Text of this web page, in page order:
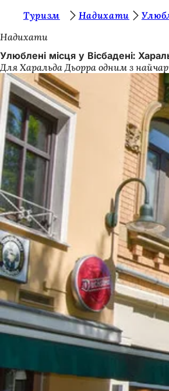
Перейти до змісту
и
т
у
т
:
Туризм Надихати
Надихати
Улюблені місця у Вісбадені:
Для Харальда Дьорра одним з